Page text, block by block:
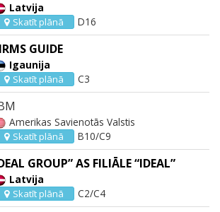
Latvija
Skatīt plānā D16
GUIDE
Igaunija
Skatīt plānā C3
Amerikas Savienotās Valstis
Skatīt plānā B10/C9
GROUP” AS FILIĀLE “IDEAL”
Latvija
Skatīt plānā C2/C4